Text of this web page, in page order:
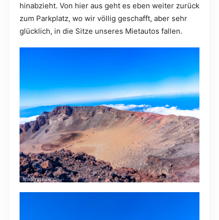
hinabzieht. Von hier aus geht es eben weiter zurück
zum Parkplatz, wo wir völlig geschafft, aber sehr
glücklich, in die Sitze unseres Mietautos fallen.